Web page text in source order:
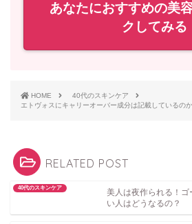
あなたにおすすめの美
クしてみる
HOME
40代のスキンケア
エトヴォスにキャリーオーバー成分は記載しているの
RELATED POST
40代のスキンケア
美人は夜作られる！
い人はどうなるの？